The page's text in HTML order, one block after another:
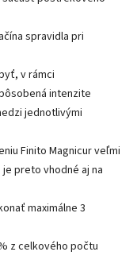
spravidla pri
v rámci
intenzite
jednotlivými
Finito Magnicur veľmi
preto vhodné aj na
maximálne 3
z celkového počtu